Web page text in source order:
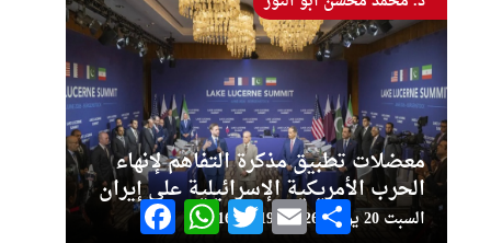
معضلات تطبيق مذكرة التفاهم لإنهاء
الحرب الأمريكية الإسرائيلية على إيران
السبت 20 يونيو 2026 - 16:40:19 FacebookWhatsAppTwitter Email Share